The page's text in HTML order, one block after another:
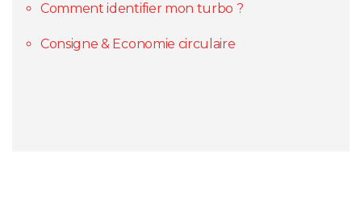
Comment identifier mon turbo ?
Consigne & Economie circulaire